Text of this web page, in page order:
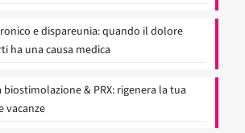
e dispareunia: quando il dolore
ha una causa medica
& PRX: rigenera la tua
vacanze